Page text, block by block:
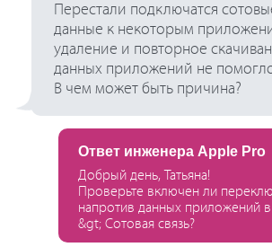
Перестали подключатся
данные к некоторым
удаление и повторное
данных приложений не
В чем может быть причина?
Ответ инженера Apple Pro
Добрый день, Татьяна!
Проверьте включен ли
напротив данных приложений
&gt; Сотовая связь?